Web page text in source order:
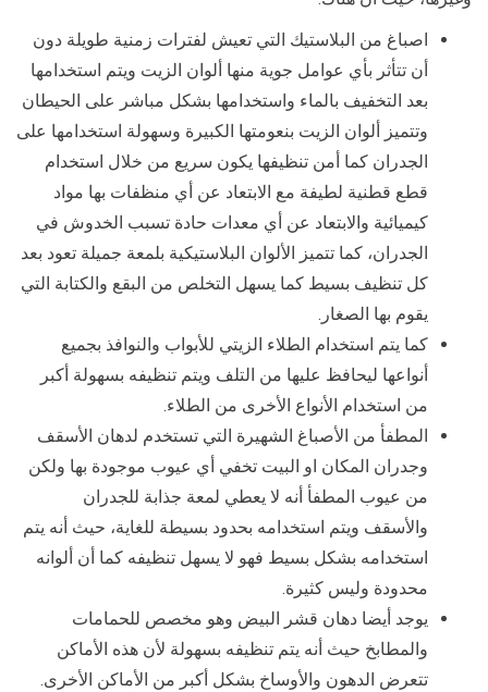
اصباغ من البلاستيك التي تعيش لفترات زمنية طويلة دون
أن تتأثر بأي عوامل جوية منها ألوان الزيت ويتم استخدامها
بعد التخفيف بالماء واستخدامها بشكل مباشر على الحيطان
وتتميز ألوان الزيت بنعومتها الكبيرة وسهولة استخدامها على
الجدران كما أمن تنظيفها يكون سريع من خلال استخدام
قطع قطنية لطيفة مع الابتعاد عن أي منظفات بها مواد
كيميائية والابتعاد عن أي معدات حادة تسبب الخدوش في
الجدران، كما تتميز الألوان البلاستيكية بلمعة جميلة تعود بعد
كل تنظيف بسيط كما يسهل التخلص من البقع والكتابة التي
يقوم بها الصغار.
كما يتم استخدام الطلاء الزيتي للأبواب والنوافذ بجميع
أنواعها ليحافظ عليها من التلف ويتم تنظيفه بسهولة أكبر
من استخدام الأنواع الأخرى من الطلاء.
المطفأ من الأصباغ الشهيرة التي تستخدم لدهان الأسقف
وجدران المكان او البيت تخفي أي عيوب موجودة بها ولكن
من عيوب المطفأ أنه لا يعطي لمعة جذابة للجدران
والأسقف ويتم استخدامه بحدود بسيطة للغاية، حيث أنه يتم
استخدامه بشكل بسيط فهو لا يسهل تنظيفه كما أن ألوانه
محدودة وليس كثيرة.
يوجد أيضا دهان قشر البيض وهو مخصص للحمامات
والمطابخ حيث أنه يتم تنظيفه بسهولة لأن هذه الأماكن
تتعرض الدهون والأوساخ بشكل أكبر من الأماكن الأخرى.